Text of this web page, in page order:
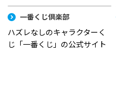
一番くじ倶楽部
ハズレなしのキャラクターく
じ「一番くじ」の公式サイト